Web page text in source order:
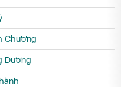
Chương
Dương